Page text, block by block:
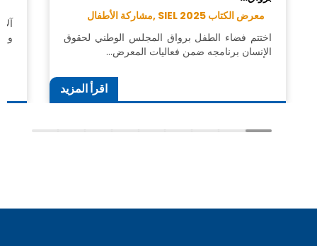
معرض الكتاب SIEL 2025 ,
مشاركة الأطفال
اختتم فضاء الطفل برواق المجلس الوطني لحقوق
الإنسان برنامجه ضمن فعاليات المعرض…
اقرأ المزيد